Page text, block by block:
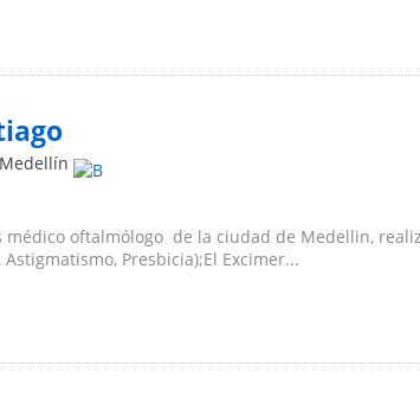
Medellín
médico oftalmólogo de la ciudad de Medellin,
Presbicia);El Excimer...